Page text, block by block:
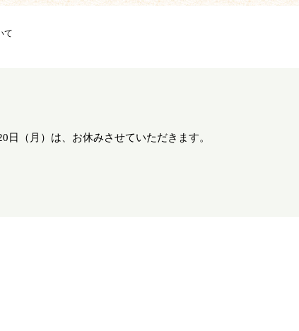
て
日（月）は、お休みさせていただきます。